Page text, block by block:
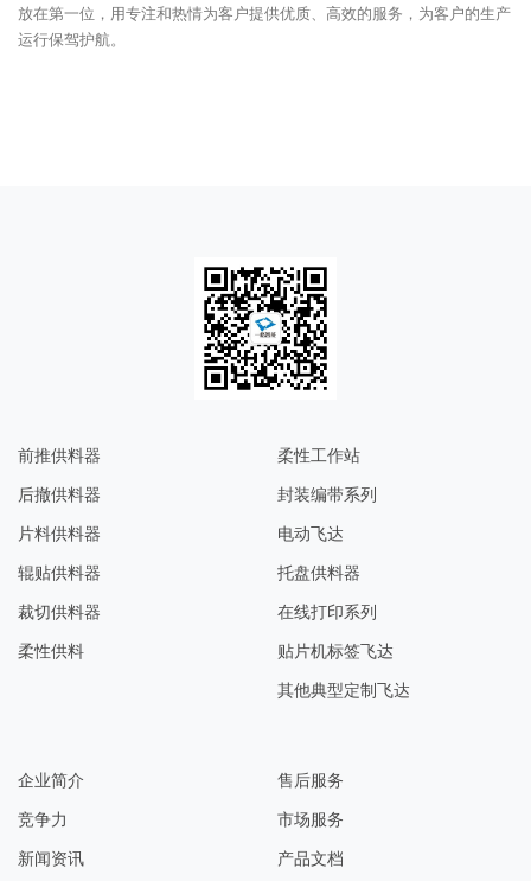
其他典型定制飞达
放在第一位，用专注和热情为客户提供优质、高效的服务，为客户的生产
运行保驾护航。
前推供料器
后撤供料器
片料供料器
辊贴供料器
裁切供料器
柔性供料
柔性工作站
封装编带系列
电动飞达
托盘供料器
在线打印系列
贴片机标签飞达
其他典型定制飞达
企业简介
竞争力
新闻资讯
售后服务​​
市场服务
产品文档